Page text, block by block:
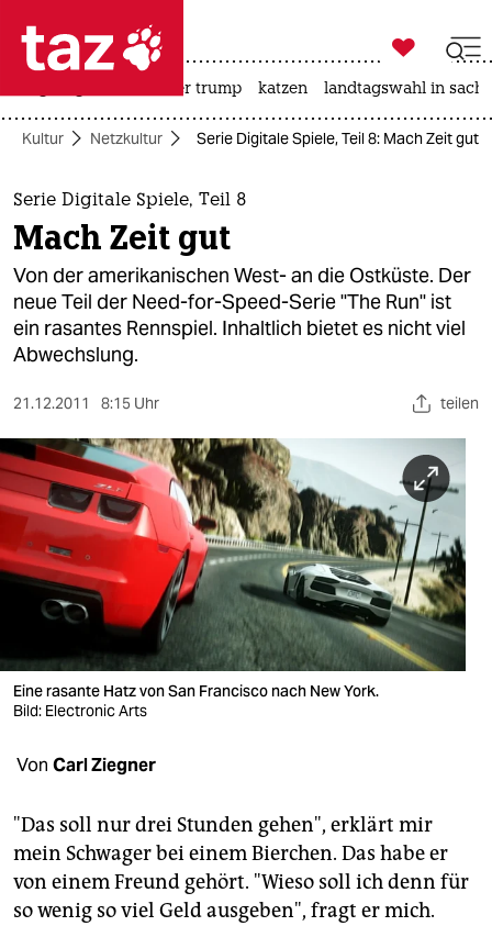
 taz zahl ich
taz zahl ich
themen
politik
öko
gesellschaft
kultur
sport
berlin
nord
wahrheit
verlag
shop
fragen & hilfe
unterstützen
abo

taz zahl ich
usa unter trump katzen landtagswahl in
Kultur Netzkultur Serie Digitale Spiele, Teil 8: Mach Zeit gut
Serie Digitale Spiele, Teil 8
Mach Zeit gut
Von der amerikanischen West- an die Ostküste. Der
neue Teil der Need-for-Speed-Serie "The Run" ist
ein rasantes Rennspiel. Inhaltlich bietet es nicht viel
Abwechslung.
21.12.2011 8:15 Uhr teilen
Eine rasante Hatz von San Francisco nach New York.
Bild: Electronic Arts
Von Carl Ziegner
"Das soll nur drei Stunden gehen", erklärt mir
mein Schwager bei einem Bierchen. Das habe er
von einem Freund gehört. "Wieso soll ich denn für
so wenig so viel Geld ausgeben", fragt er mich.